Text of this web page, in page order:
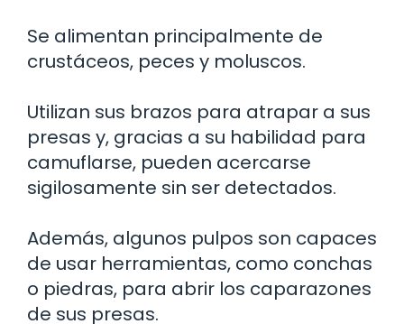
Se alimentan principalmente de
crustáceos, peces y moluscos.
Utilizan sus brazos para atrapar a sus
presas y, gracias a su habilidad para
camuflarse, pueden acercarse
sigilosamente sin ser detectados.
Además, algunos pulpos son capaces
de usar herramientas, como conchas
o piedras, para abrir los caparazones
de sus presas.